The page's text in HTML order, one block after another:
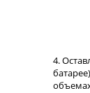
4.